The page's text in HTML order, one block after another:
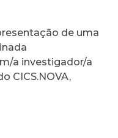
de uma
a investigador/a
CICS.NOVA,